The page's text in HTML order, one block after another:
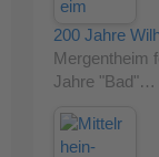
200 Jahre
Mergentheim
Jahre "Bad"…